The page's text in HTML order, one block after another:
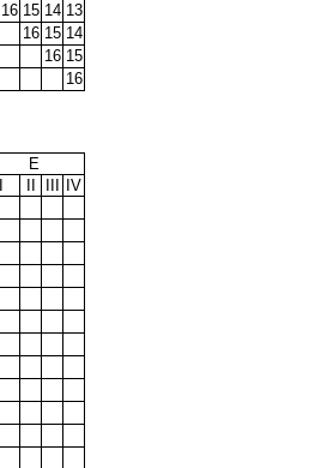
16 15 14 13
16 15 14
16 15
16
E
IV